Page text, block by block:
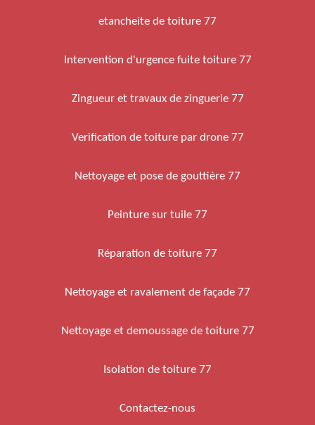
etancheite de toiture 77
Intervention d'urgence fuite toiture 77
Zingueur et travaux de zinguerie 77
Verification de toiture par drone 77
Nettoyage et pose de gouttière 77
Peinture sur tuile 77
Réparation de toiture 77
Nettoyage et ravalement de façade 77
Nettoyage et demoussage de toiture 77
Isolation de toiture 77
Contactez-nous